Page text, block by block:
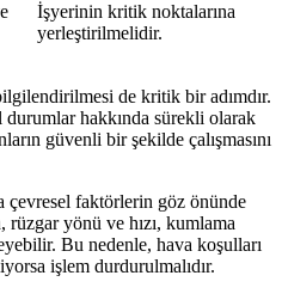
İşyerinin kritik noktalarına
yerleştirilmelidir.
de kritik bir adımdır.
durumlar hakkında sürekli olarak
güvenli bir şekilde çalışmasını
çevresel faktörlerin göz önünde
yönü ve hızı, kumlama
Bu nedenle, hava koşulları
işlem durdurulmalıdır.